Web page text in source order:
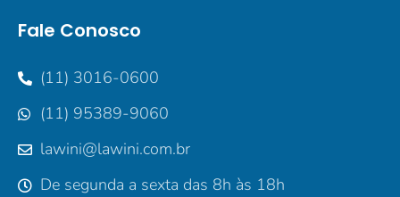
Fale Conosco
(11) 3016-0600
(11) 95389-9060
lawini@lawini.com.br
De segunda a sexta das 8h às 18h